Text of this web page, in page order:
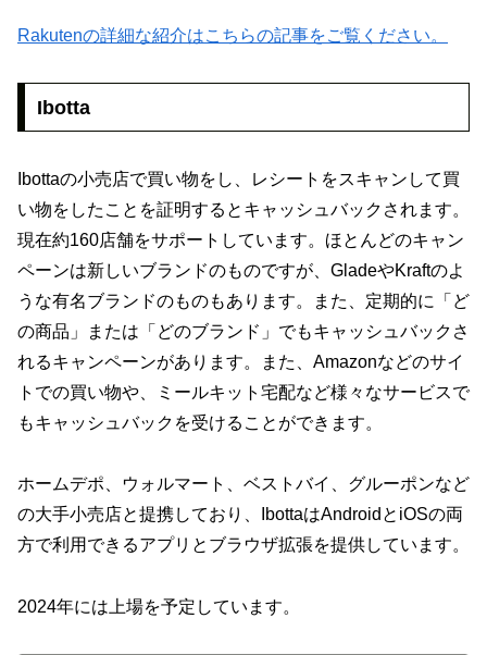
Rakutenの詳細な紹介はこちらの記事をご覧ください。
Ibotta
Ibottaの小売店で買い物をし、レシートをスキャンして買
い物をしたことを証明するとキャッシュバックされます。
現在約160店舗をサポートしています。ほとんどのキャン
ペーンは新しいブランドのものですが、GladeやKraftのよ
うな有名ブランドのものもあります。また、定期的に「ど
の商品」または「どのブランド」でもキャッシュバックさ
れるキャンペーンがあります。また、Amazonなどのサイ
トでの買い物や、ミールキット宅配など様々なサービスで
もキャッシュバックを受けることができます。
ホームデポ、ウォルマート、ベストバイ、グルーポンなど
の大手小売店と提携しており、IbottaはAndroidとiOSの両
方で利用できるアプリとブラウザ拡張を提供しています。
2024年には上場を予定しています。